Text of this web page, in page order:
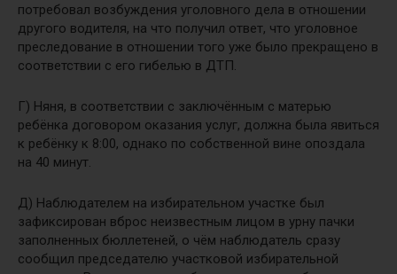
потребовал возбуждения уголовного дела в отношении
другого водителя, на что получил ответ, что уголовное
преследование в отношении того уже было прекращено в
соответствии с его гибелью в ДТП.
Г) Няня, в соответствии с заключённым с матерью
ребёнка договором оказания услуг, должна была явиться
к ребёнку к 8:00, однако по собственной вине опоздала
на 40 минут.
Д) Наблюдателем на избирательном участке был
зафиксирован вброс неизвестным лицом в урну пачки
заполненных бюллетеней, о чём наблюдатель сразу
сообщил председателю участковой избирательной